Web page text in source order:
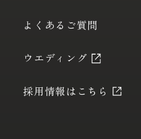
よくあるご質問
ウエディング
採用情報はこちら